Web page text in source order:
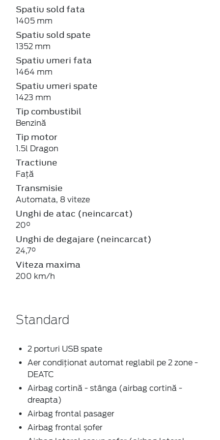
Spatiu sold fata
1405 mm
Spatiu sold spate
1352 mm
Spatiu umeri fata
1464 mm
Spatiu umeri spate
1423 mm
Tip combustibil
Benzină
Tip motor
1.5l Dragon
Tractiune
Față
Transmisie
Automata, 8 viteze
Unghi de atac (neincarcat)
20°
Unghi de degajare (neincarcat)
24,7°
Viteza maxima
200 km/h
Standard
2 porturi USB spate
Aer condiționat automat reglabil pe 2 zone -
DEATC
Airbag cortină - stânga (airbag cortină -
dreapta)
Airbag frontal pasager
Airbag frontal șofer